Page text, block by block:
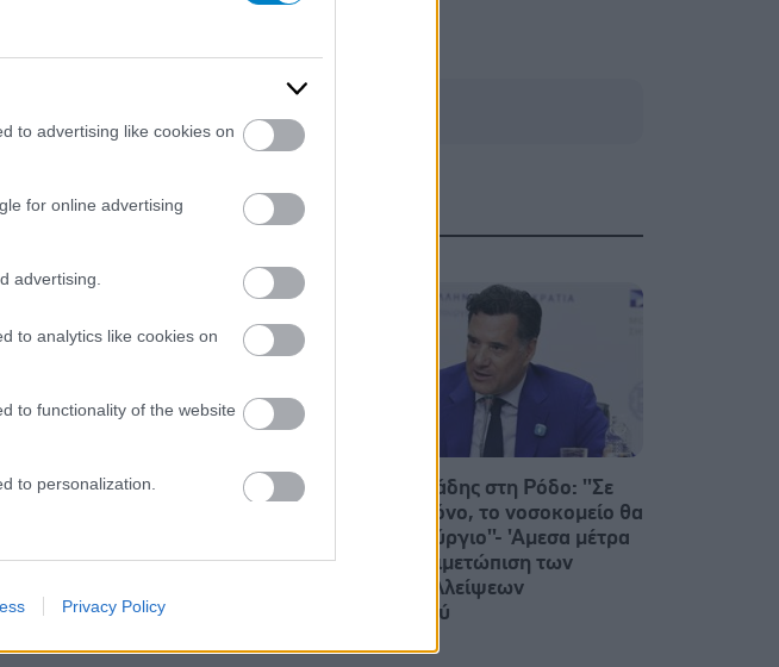
to advertising like cookies on
for online advertising
advertising.
to analytics like cookies on
to functionality of the website
to personalization.
to security, including
and other user protection.
Privacy Policy
ίνες και οι μορφές τους
Αδ. Γεωργιάδης στη Ρόδο: ''Σε
ενάμιση χρόνο, το νοσοκομείο θα
είναι καινούργιο''- 'Αμεσα μέτρα
για την αντιμετώπιση των
σοβαρών ελλείψεων
προσωπικού